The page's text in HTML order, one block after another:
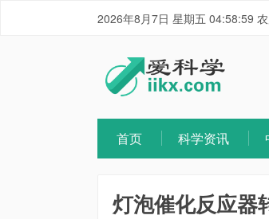
2026年8月7日 星期五 04:58:59
首页 科学资讯
灯泡催化反应器